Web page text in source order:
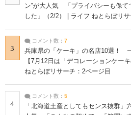
ン”が大人気 「プライバシーも保て
した」（2/2） | ライフ ねとらぼリ
3
コメント数： 7
兵庫県の「ケーキ」の名店10選！
【7月12日は「デコレーションケー
ねとらぼリサーチ：2ページ目
4
コメント数： 5
「北海道土産としてもセンス抜群」